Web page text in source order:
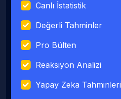
Canlı İstatistik
Değerli Tahminler
Pro Bülten
Reaksiyon Analizi
Yapay Zeka Tahminleri